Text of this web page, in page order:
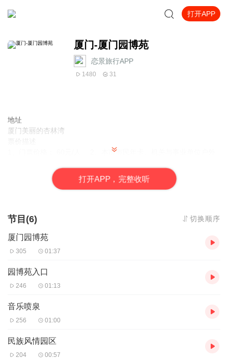
打开APP
厦门-厦门园博苑
恋景旅行APP
1480 31
地址
厦门美丽的杏林湾
1、门票价格： 60元/人。 2、本市市民年卡、机关与事业单位户外
30元/人。 3、市、区教育部门组织在校学生集体进园参观（凭教育
部门证明）：10元/人次。 园博苑门票还对特殊人群给予优惠： 免
证） 3、残疾人（凭残疾证）； 4、市级以上劳动模范（凭证件）；
5、身高1.4米以下儿童； 6、离休人员（凭离休证）； 7、有离退休
人员证并且年纪超过60岁；或持老干部优待证； 8、革命烈士家属
优待证； 9、随团导游持有国导证、随团经理人持有旅行社经理人资
采访任务。 优惠票 教师票按全票八折优惠（凭教师工作证），退休
6:00-22:00
乘车信息
暂无
打开APP，完整收听
节目(6) 切换顺序
厦门园博苑
305 01:37
园博苑入口
246 01:13
音乐喷泉
256 01:00
民族风情园区
204 00:57